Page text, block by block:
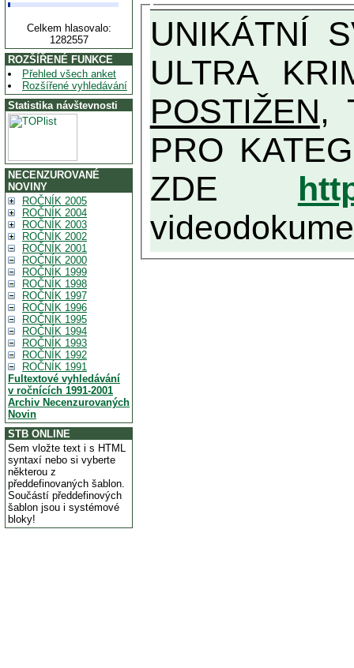
Celkem hlasovalo:
1282557
ROZŠÍŘENÉ FUNKCE
Přehled všech anket
Rozšířené vyhledávání
Statistika návštevnosti
NECENZUROVANÉ
NOVINY
ROČNÍK 2005
ROČNÍK 2004
ROČNÍK 2003
ROČNÍK 2002
ROČNÍK 2001
ROČNÍK 2000
ROČNÍK 1999
ROČNÍK 1998
ROČNÍK 1997
ROČNÍK 1996
ROČNÍK 1995
ROČNÍK 1994
ROČNÍK 1993
ROČNÍK 1992
ROČNÍK 1991
Fultextové vyhledávání
v ročnících 1991-2001
Archiv Necenzurovaných
Novin
STB ONLINE
Sem vložte text i s HTML
syntaxí nebo si vyberte
některou z
předdefinovaných šablon.
Součástí předdefinových
šablon jsou i systémové
bloky!
UNIKÁTNÍ SVĚDECTVÍ ZE SOUČASNOSTI: PŘEDSEDA VLASTIZRÁDNÉ VLÁDY KGB MIMOŘÁDNĚ DETAILNĚ O
ULTRA
POSTIŽEN,
PRO KATEGORII TĚCH VŮBEC
ZDE